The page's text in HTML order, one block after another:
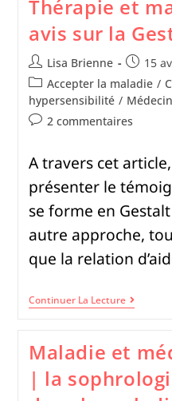
Thérapie et
avis sur la
Lisa Brienne
15
Accepter la maladie /
hypersensibilité /
2 commentaires
A travers cet
présenter le
se forme en
autre approche,
que la relation
Continuer La Lecture
Maladie et
| la